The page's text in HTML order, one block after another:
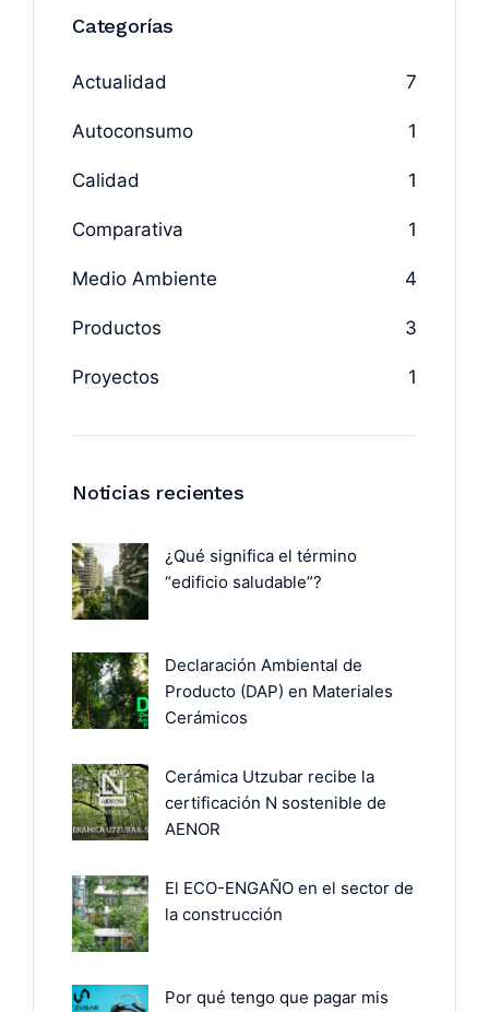
Categorías
Actualidad 7
Autoconsumo 1
Calidad 1
Comparativa 1
Medio Ambiente 4
Productos 3
Proyectos 1
Noticias recientes
¿Qué significa el término
“edificio saludable”?
Declaración Ambiental de
Producto (DAP) en Materiales
Cerámicos
Cerámica Utzubar recibe la
certificación N sostenible de
AENOR
El ECO-ENGAÑO en el sector de
la construcción
Por qué tengo que pagar mis